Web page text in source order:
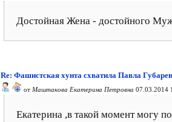
Достойная Жена - достойного
Re: Фашистская хунта схватила Павла
от Маштакова Екатерина Петровна 07.03.2014
Екатерина ,в такой момент могу